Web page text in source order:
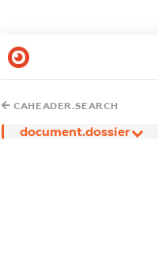
CAHEADER.SEARCH
document.dossier